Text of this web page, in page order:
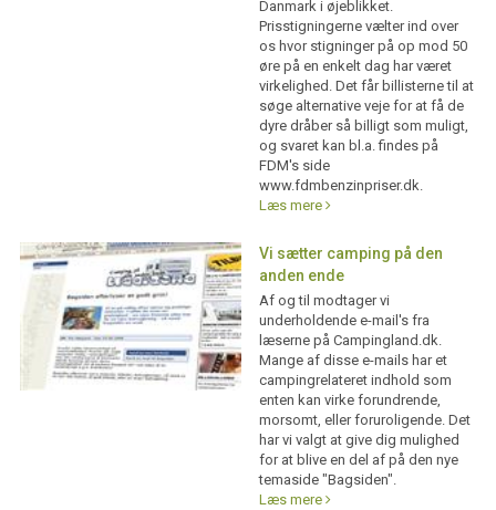
Danmark i øjeblikket.
Prisstigningerne vælter ind over
os hvor stigninger på op mod 50
øre på en enkelt dag har været
virkelighed. Det får billisterne til at
søge alternative veje for at få de
dyre dråber så billigt som muligt,
og svaret kan bl.a. findes på
FDM's side
www.fdmbenzinpriser.dk.
Læs mere
Vi sætter camping på den
anden ende
Af og til modtager vi
underholdende e-mail's fra
læserne på Campingland.dk.
Mange af disse e-mails har et
campingrelateret indhold som
enten kan virke forundrende,
morsomt, eller foruroligende. Det
har vi valgt at give dig mulighed
for at blive en del af på den nye
temaside "Bagsiden".
Læs mere